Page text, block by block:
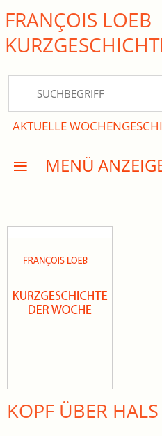
close Submenü
KURZGESCHICHTEN
DREISATZROMANE
PRESSE
FRANÇOIS LOEB
AKTUELLE
MENÜ
KOPF ÜBER HALS